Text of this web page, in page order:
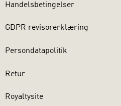
Handelsbetingelser
GDPR revisorerklæring
Persondatapolitik
Retur
Royaltysite